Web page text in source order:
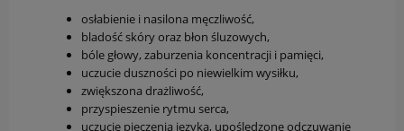
osłabienie i nasilona męczliwość,
bladość skóry oraz błon śluzowych,
bóle głowy, zaburzenia koncentracji i pamięci,
uczucie duszności po niewielkim wysiłku,
zwiększona drażliwość,
przyspieszenie rytmu serca,
uczucie pieczenia języka, upośledzone odczuwanie